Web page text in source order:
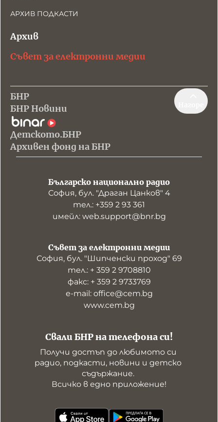
АРХИВ ПОДКАСТИ
Архив
Съвет за електронни медии
БНР
БНР Новини
Детското.БНР
Архивен фонд на БНР
Българско национално радио
София, бул. "Драган Цанков" 4
тел.: +359 2 93 361
имейл: web.support@bnr.bg
Свали БНР на телефона си!
Получи достъп до любимото си
радио, подкасти, новини и детско
съдържание.
Всичко в едно приложение!
Съвет за електронни медии
София, бул. "Шипченски проход" 69
тел.: + 359 2 9708810
факс: + 359 2 9733769
е-mail: office@cem.bg
www.cem.bg